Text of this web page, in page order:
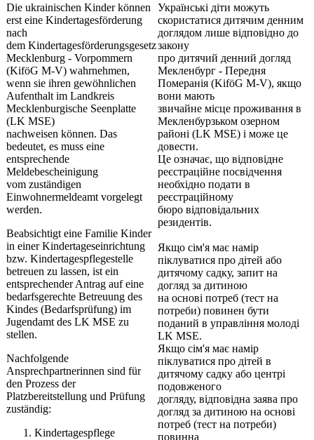
Die ukrainischen Kinder können
erst eine Kindertagesförderung
nach
dem Kindertagesförderungsgesetz
Mecklenburg - Vorpommern
(KiföG M-V) wahrnehmen,
wenn sie ihren gewöhnlichen
Aufenthalt im Landkreis
Mecklenburgische Seenplatte
(LK MSE)
nachweisen können. Das
bedeutet, es muss eine
entsprechende
Meldebescheinigung
vom zuständigen
Einwohnermeldeamt vorgelegt
werden.
Beabsichtigt eine Familie Kinder
in einer Kindertageseinrichtung
bzw. Kindertagespflegestelle
betreuen zu lassen, ist ein
entsprechender Antrag auf eine
bedarfsgerechte Betreuung des
Kindes (Bedarfsprüfung) im
Jugendamt des LK MSE zu
stellen.
Nachfolgende
Ansprechpartnerinnen sind für
den Prozess der
Platzbereitstellung und Prüfung
zuständig:
Kindertagespflege
Українські діти можуть
скористатися дитячим денним
доглядом лише відповідно до
закону
про дитячий денний догляд
Мекленбург - Передня
Померанія (KiföG M-V), якщо
вони мають
звичайне місце проживання в
Мекленбурзьком озерном
районі (LK MSE) і може це
довести.
Це означає, що відповідне
реєстраційне посвідчення
необхідно подати в
реєстраційному
бюро відповідальних
резидентів.
Якщо сім'я має намір
піклуватися про дітей або
дитячому садку, запит на
догляд за дитиною
на основі потреб (тест на
потреби) повинен бути
поданий в управління молоді
LK MSE.
Якщо сім'я має намір
піклуватися про дітей в
дитячому садку або центрі
подовженого
догляду, відповідна заява про
догляд за дитиною на основі
потреб (тест на потреби)
повинна